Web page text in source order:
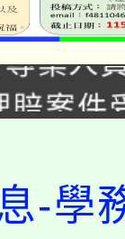
業人
賠案件
度第
知識
-學